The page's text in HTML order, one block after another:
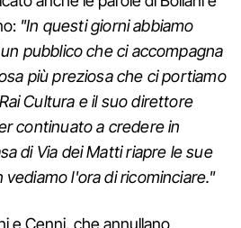
"In questi giorni abbiamo
pubblico che ci accompagna
più preziosa che ci portiamo
Cultura e il suo direttore
continuato a credere in
di Via dei Matti riapre le sue
l'ora di ricominciare."
e Cenni, che annullano